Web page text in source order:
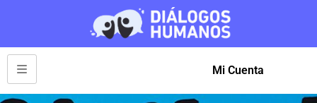
Mi Cuenta